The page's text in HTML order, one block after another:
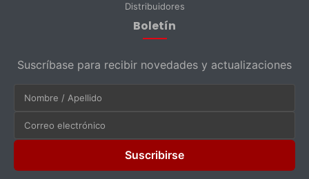
Distribuidores
Boletín
Suscríbase para recibir novedades y actualizaciones
Suscribirse